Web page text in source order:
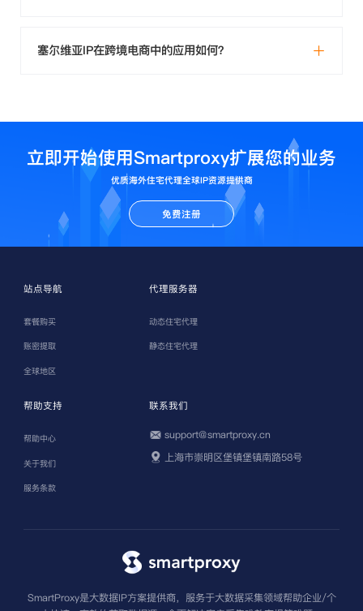
塞尔维亚IP在跨境电商中的应用如何？
立即开始使用Smartproxy扩展您的业务
优质海外住宅代理全球IP资源提供商
免费注册
站点导航
套餐购买
账密提取
全球地区
代理服务器
动态住宅代理
静态住宅代理
帮助支持
帮助中心
关于我们
服务条款
联系我们
support@smartproxy.cn
上海市崇明区堡镇堡镇南路58号
SmartProxy是大数据IP方案提供商，服务于大数据采集领域帮助企业/个